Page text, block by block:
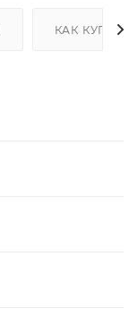
КАК КУПИТЬ